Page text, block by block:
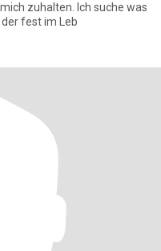
zuhalten. Ich suche was
fest im Leb